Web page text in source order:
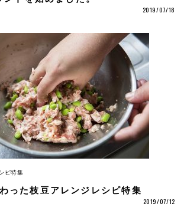
2019/07/18
ピ特集
った枝豆アレンジレシピ特集
2019/07/12